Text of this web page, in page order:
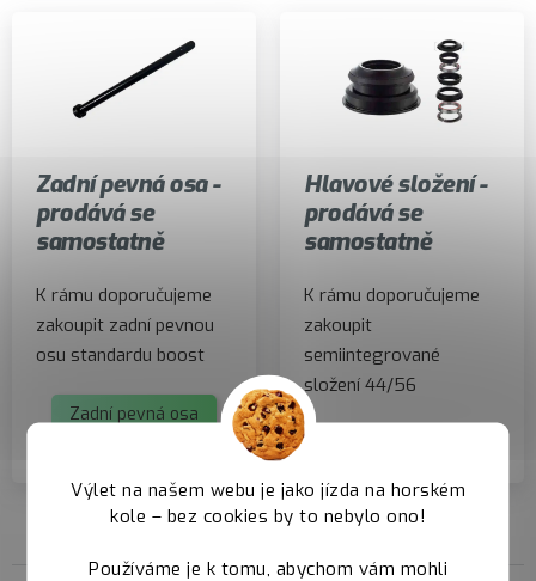
Výlet na našem webu je jako jízda na horském
kole – bez cookies by to nebylo ono!
Používáme je k tomu, abychom vám mohli
Zadní pevná osa -
prodává se
samostatně
K rámu doporučujeme
zakoupit zadní pevnou
osu standardu boost
Zadní pevná osa
Hlavové složení -
prodává se
samostatně
K rámu doporučujeme
zakoupit
semiintegrované
složení 44/56